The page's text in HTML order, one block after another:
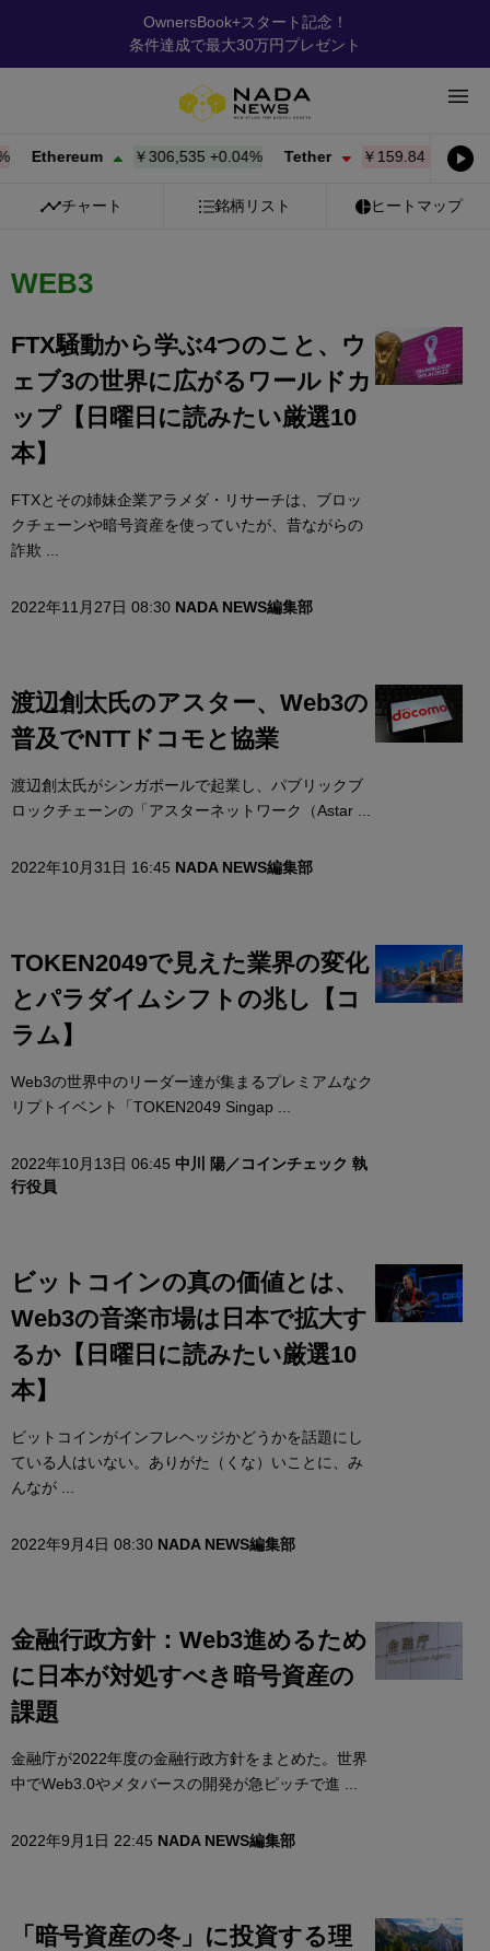
OwnersBook+スタート記念！
条件達成で最大30万円プレゼント
￥306,535+0.04% Tether ￥159.84-0.02%
チャート 銘柄リスト ヒートマップ
WEB3
FTX騒動から学ぶ4つのこと、ウ
ェブ3の世界に広がるワールドカ
ップ【日曜日に読みたい厳選10
本】
FTXとその姉妹企業アラメダ・リサーチは、ブロッ
クチェーンや暗号資産を使っていたが、昔ながらの
詐欺 ...
2022年11月27日 08:30 NADA NEWS編集部
渡辺創太氏のアスター、Web3の
普及でNTTドコモと協業
渡辺創太氏がシンガポールで起業し、パブリックブ
ロックチェーンの「アスターネットワーク（Astar ...
2022年10月31日 16:45 NADA NEWS編集部
TOKEN2049で見えた業界の変化
とパラダイムシフトの兆し【コ
ラム】
Web3の世界中のリーダー達が集まるプレミアムなク
リプトイベント「TOKEN2049 Singap ...
2022年10月13日 06:45 中川 陽／コインチェック 執
行役員
ビットコインの真の価値とは、
Web3の音楽市場は日本で拡大す
るか【日曜日に読みたい厳選10
本】
ビットコインがインフレヘッジかどうかを話題にし
ている人はいない。ありがた（くな）いことに、み
んなが ...
2022年9月4日 08:30 NADA NEWS編集部
金融行政方針：Web3進めるため
に日本が対処すべき暗号資産の
課題
金融庁が2022年度の金融行政方針をまとめた。世界
中でWeb3.0やメタバースの開発が急ピッチで進 ...
2022年9月1日 22:45 NADA NEWS編集部
「暗号資産の冬」に投資する理